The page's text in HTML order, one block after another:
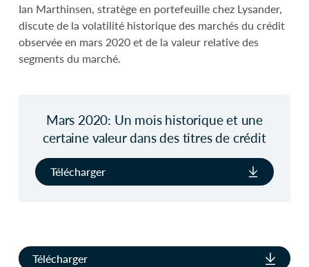
Ian Marthinsen, stratège en portefeuille chez Lysander,
discute de la volatilité historique des marchés du crédit
observée en mars 2020 et de la valeur relative des
segments du marché.
Mars 2020: Un mois historique et une
certaine valeur dans des titres de crédit
Télécharger
Télécharger